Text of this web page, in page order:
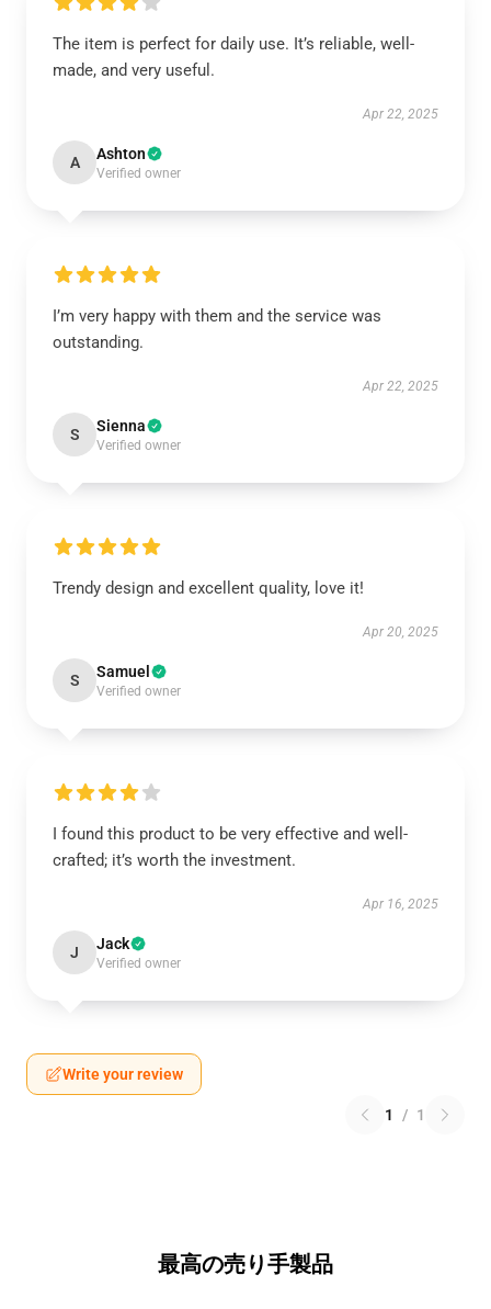
The item is perfect for daily use. It’s reliable, well-
made, and very useful.
Apr 22, 2025
A Ashton
Verified owner
I’m very happy with them and the service was
outstanding.
Apr 22, 2025
S Sienna
Verified owner
Trendy design and excellent quality, love it!
Apr 20, 2025
S Samuel
Verified owner
I found this product to be very effective and well-
crafted; it’s worth the investment.
Apr 16, 2025
J Jack
Verified owner
Write your review
1 / 1
最高の売り手製品